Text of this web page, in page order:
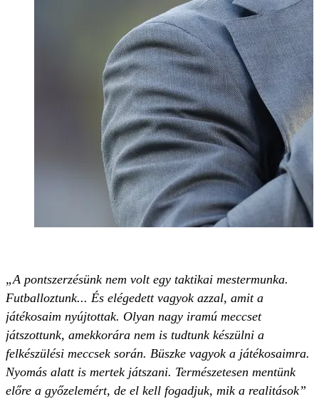
„A pontszerzésünk nem volt egy taktikai mestermunka.
Futballoztunk... És elégedett vagyok azzal, amit a
játékosaim nyújtottak. Olyan nagy iramú meccset
játszottunk, amekkorára nem is tudtunk készülni a
felkészülési meccsek során. Büszke vagyok a játékosaimra.
Nyomás alatt is mertek játszani. Természetesen mentünk
előre a győzelemért, de el kell fogadjuk, mik a realitások”